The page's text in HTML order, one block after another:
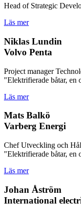
Head of Strategic
Läs mer
Niklas Lundin
Volvo Penta
Project manager
"Elektrifierade båtar, en
Läs mer
Mats Balkö
Varberg Energi
Chef Utveckling och
"Elektrifierade båtar, en
Läs mer
Johan Åström
International